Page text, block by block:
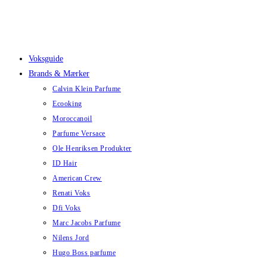
Voksguide
Brands & Mærker
Calvin Klein Parfume
Ecooking
Moroccanoil
Parfume Versace
Ole Henriksen Produkter
ID Hair
American Crew
Renati Voks
Dfi Voks
Marc Jacobs Parfume
Nilens Jord
Hugo Boss parfume